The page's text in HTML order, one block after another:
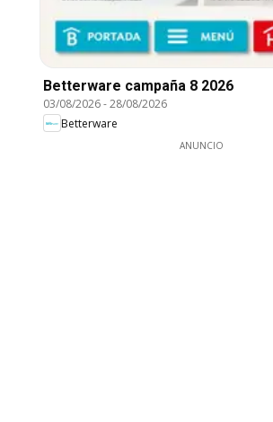
Betterware campaña 8 2026
03/08/2026-28/08/2026
Betterware
ANUNCIO